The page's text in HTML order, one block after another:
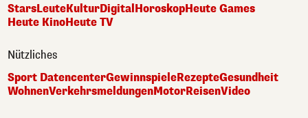
StarsLeuteKulturDigitalHoroskopHeute Games
Heute KinoHeute TV
Nützliches
Sport DatencenterGewinnspieleRezepteGesundheit
WohnenVerkehrsmeldungenMotorReisenVideo